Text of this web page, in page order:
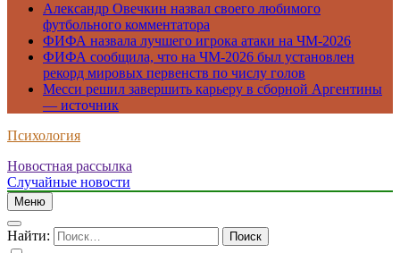
Александр Овечкин назвал своего любимого
футбольного комментатора
ФИФА назвала лучшего игрока атаки на ЧМ-2026
ФИФА сообщила, что на ЧМ-2026 был установлен
рекорд мировых первенств по числу голов
Месси решил завершить карьеру в сборной Аргентины
— источник
Психология
Новостная рассылка
Случайные новости
Меню
Найти: